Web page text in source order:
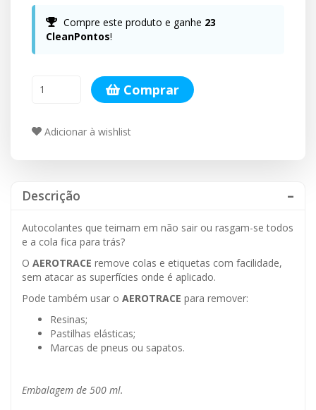
Compre este produto e ganhe 23
CleanPontos!
Comprar
Adicionar à wishlist
Descrição
Autocolantes que teimam em não sair ou rasgam-se todos
e a cola fica para trás?
O AEROTRACE remove colas e etiquetas com facilidade,
sem atacar as superfícies onde é aplicado.
Pode também usar o AEROTRACE para remover:
Resinas;
Pastilhas elásticas;
Marcas de pneus ou sapatos.
Embalagem de 500 ml.